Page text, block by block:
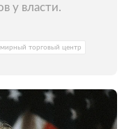
у власти.
торговый центр